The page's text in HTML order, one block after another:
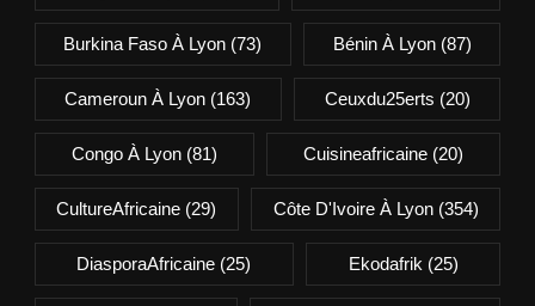
Burkina Faso À Lyon (73) Bénin À Lyon(87)
Cameroun À Lyon (163) Ceuxdu25erts (20)
Congo À Lyon(81) Cuisineafricaine (20)
CultureAfricaine (29) Côte D'Ivoire À Lyon(354)
DiasporaAfricaine (25) Ekodafrik (25)